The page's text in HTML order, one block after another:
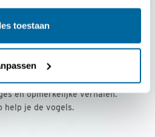
toestaan
voor € 36,00 per jaar
voor onze leden, met
en opmerkelijke verhalen.
help je de vogels.